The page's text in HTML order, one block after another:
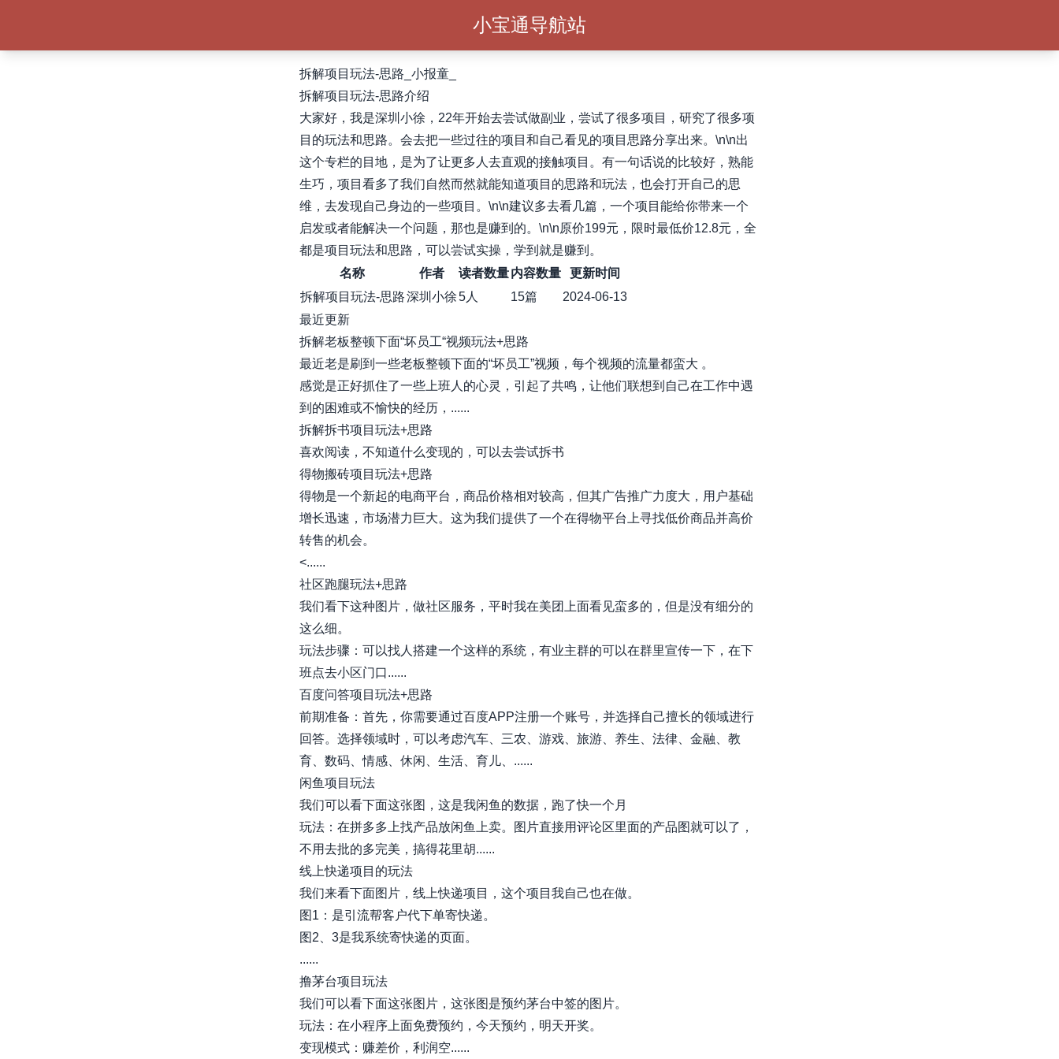
小宝通导航站
拆解项目玩法-思路_小报童_
拆解项目玩法-思路介绍
大家好，我是深圳小徐，22年开始去尝试做副业，尝试了很多项目，研究了很多项
目的玩法和思路。会去把一些过往的项目和自己看见的项目思路分享出来。\n\n出
这个专栏的目地，是为了让更多人去直观的接触项目。有一句话说的比较好，熟能
生巧，项目看多了我们自然而然就能知道项目的思路和玩法，也会打开自己的思
维，去发现自己身边的一些项目。\n\n建议多去看几篇，一个项目能给你带来一个
启发或者能解决一个问题，那也是赚到的。\n\n原价199元，限时最低价12.8元，全
都是项目玩法和思路，可以尝试实操，学到就是赚到。
名称
作者 读者数量 内容数量
更新时间
拆解项目玩法-思路深圳小徐5人 15篇
2024-06-13
最近更新
拆解老板整顿下面“坏员工“视频玩法+思路
最近老是刷到一些老板整顿下面的“坏员工”视频，每个视频的流量都蛮大 。
感觉是正好抓住了一些上班人的心灵，引起了共鸣，让他们联想到自己在工作中遇
到的困难或不愉快的经历，......
拆解拆书项目玩法+思路
喜欢阅读，不知道什么变现的，可以去尝试拆书
得物搬砖项目玩法+思路
得物是一个新起的电商平台，商品价格相对较高，但其广告推广力度大，用户基础
增长迅速，市场潜力巨大。这为我们提供了一个在得物平台上寻找低价商品并高价
转售的机会。
<......
社区跑腿玩法+思路
我们看下这种图片，做社区服务，平时我在美团上面看见蛮多的，但是没有细分的
这么细。
玩法步骤：可以找人搭建一个这样的系统，有业主群的可以在群里宣传一下，在下
班点去小区门口......
百度问答项目玩法+思路
前期准备：首先，你需要通过百度APP注册一个账号，并选择自己擅长的领域进行
回答。选择领域时，可以考虑汽车、三农、游戏、旅游、养生、法律、金融、教
育、数码、情感、休闲、生活、育儿、......
闲鱼项目玩法
我们可以看下面这张图，这是我闲鱼的数据，跑了快一个月
玩法：在拼多多上找产品放闲鱼上卖。图片直接用评论区里面的产品图就可以了，
不用去批的多完美，搞得花里胡......
线上快递项目的玩法
我们来看下面图片，线上快递项目，这个项目我自己也在做。
图1：是引流帮客户代下单寄快递。
图2、3是我系统寄快递的页面。
......
撸茅台项目玩法
我们可以看下面这张图片，这张图是预约茅台中签的图片。
玩法：在小程序上面免费预约，今天预约，明天开奖。
变现模式：赚差价，利润空......